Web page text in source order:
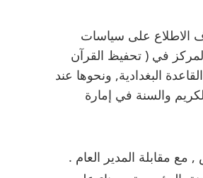
الاطلاع على سياسات
في ( تحفيظ القرآن
البغدادية, ونحوها عند
والسنة في إمارة
مقابلة المدير العام .